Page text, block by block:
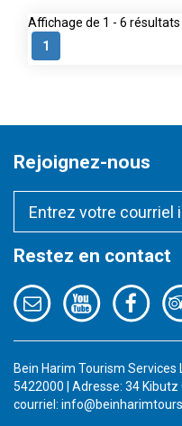
Affichage de 1 - 6 résultats
1
Rejoignez-nous
Restez en contact
Bein Harim Tourism
5422000 | Adresse: 34 Kibutz
courriel: